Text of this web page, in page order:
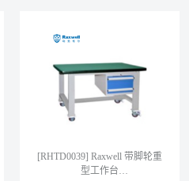
[RHTD0039] Raxwell 带脚轮重
型工作台